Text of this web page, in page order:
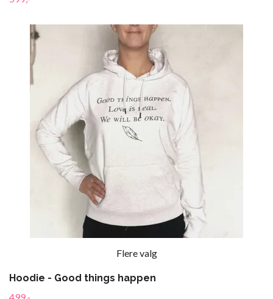
Flere valg
Hoodie - Good things happen